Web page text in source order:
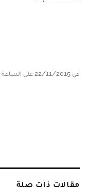
في 22/11/2015 على الساعة 13:30
مقالات ذات صلة